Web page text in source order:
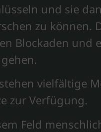
und sie
zu können.
Blockaden und
vielfältige
zur Verfügung.
Feld